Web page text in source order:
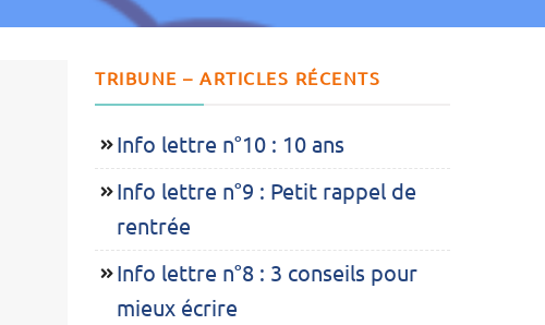
TRIBUNE – ARTICLES RÉCENTS
Info lettre n°10 : 10 ans
Info lettre n°9 : Petit rappel de
rentrée
Info lettre n°8 : 3 conseils pour
mieux écrire